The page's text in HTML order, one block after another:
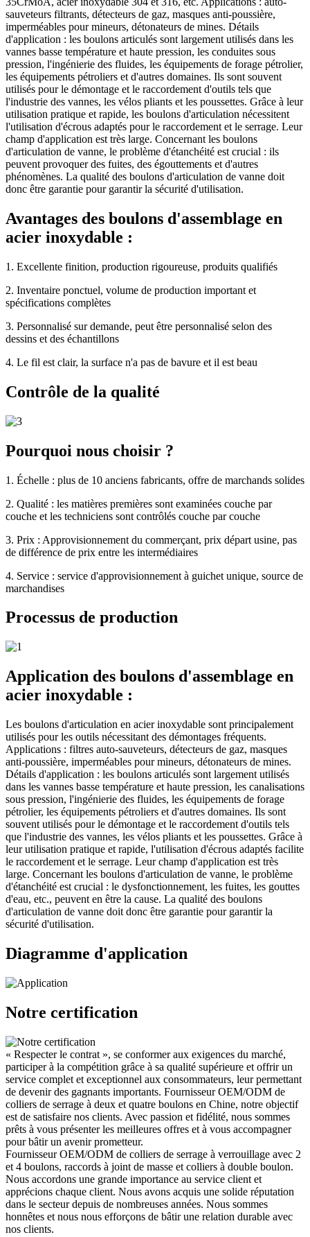
sauveteurs filtrants, détecteurs de gaz, masques anti-poussière,
imperméables pour mineurs, détonateurs de mines. Détails
d'application : les boulons articulés sont largement utilisés dans les
vannes basse température et haute pression, les conduites sous
pression, l'ingénierie des fluides, les équipements de forage pétrolier,
les équipements pétroliers et d'autres domaines. Ils sont souvent
utilisés pour le démontage et le raccordement d'outils tels que
l'industrie des vannes, les vélos pliants et les poussettes. Grâce à leur
utilisation pratique et rapide, les boulons d'articulation nécessitent
l'utilisation d'écrous adaptés pour le raccordement et le serrage. Leur
champ d'application est très large. Concernant les boulons
d'articulation de vanne, le problème d'étanchéité est crucial : ils
peuvent provoquer des fuites, des égouttements et d'autres
phénomènes. La qualité des boulons d'articulation de vanne doit
donc être garantie pour garantir la sécurité d'utilisation.
Avantages des boulons d'assemblage en
acier inoxydable :
1. Excellente finition, production rigoureuse, produits qualifiés
2. Inventaire ponctuel, volume de production important et
spécifications complètes
3. Personnalisé sur demande, peut être personnalisé selon des
dessins et des échantillons
4. Le fil est clair, la surface n'a pas de bavure et il est beau
Contrôle de la qualité
Pourquoi nous choisir ?
1. Échelle : plus de 10 anciens fabricants, offre de marchands solides
2. Qualité : les matières premières sont examinées couche par
couche et les techniciens sont contrôlés couche par couche
3. Prix : Approvisionnement du commerçant, prix départ usine, pas
de différence de prix entre les intermédiaires
4. Service : service d'approvisionnement à guichet unique, source de
marchandises
Processus de production
Application des boulons d'assemblage en
acier inoxydable :
Les boulons d'articulation en acier inoxydable sont principalement
utilisés pour les outils nécessitant des démontages fréquents.
Applications : filtres auto-sauveteurs, détecteurs de gaz, masques
anti-poussière, imperméables pour mineurs, détonateurs de mines.
Détails d'application : les boulons articulés sont largement utilisés
dans les vannes basse température et haute pression, les canalisations
sous pression, l'ingénierie des fluides, les équipements de forage
pétrolier, les équipements pétroliers et d'autres domaines. Ils sont
souvent utilisés pour le démontage et le raccordement d'outils tels
que l'industrie des vannes, les vélos pliants et les poussettes. Grâce à
leur utilisation pratique et rapide, l'utilisation d'écrous adaptés facilite
le raccordement et le serrage. Leur champ d'application est très
large. Concernant les boulons d'articulation de vanne, le problème
d'étanchéité est crucial : le dysfonctionnement, les fuites, les gouttes
d'eau, etc., peuvent en être la cause. La qualité des boulons
d'articulation de vanne doit donc être garantie pour garantir la
sécurité d'utilisation.
Diagramme d'application
Notre certification
« Respecter le contrat », se conformer aux exigences du marché,
participer à la compétition grâce à sa qualité supérieure et offrir un
service complet et exceptionnel aux consommateurs, leur permettant
de devenir des gagnants importants. Fournisseur OEM/ODM de
colliers de serrage à deux et quatre boulons en Chine, notre objectif
est de satisfaire nos clients. Avec passion et fidélité, nous sommes
prêts à vous présenter les meilleures offres et à vous accompagner
pour bâtir un avenir prometteur.
Fournisseur OEM/ODM de colliers de serrage à verrouillage avec 2
et 4 boulons, raccords à joint de masse et colliers à double boulon.
Nous accordons une grande importance au service client et
apprécions chaque client. Nous avons acquis une solide réputation
dans le secteur depuis de nombreuses années. Nous sommes
honnêtes et nous nous efforçons de bâtir une relation durable avec
nos clients.